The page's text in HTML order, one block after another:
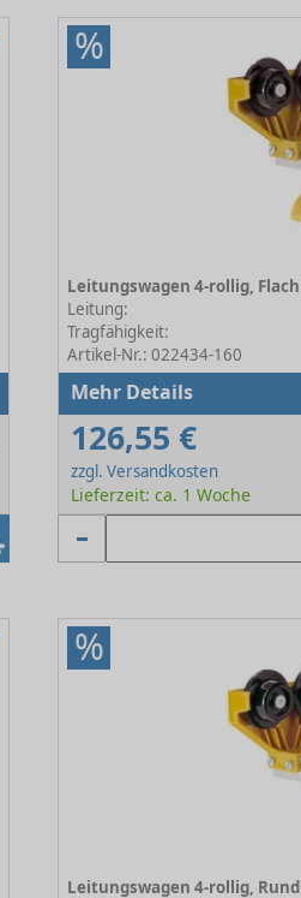
%
Leitung:
Tragfähigkeit:
Artikel-Nr.: 022434-160
Mehr Details
126,55 €
zzgl. Versandkosten
Lieferzeit: ca. 1 Woche
%